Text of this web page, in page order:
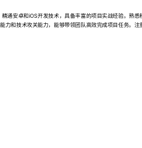
通安卓和iOS开发技术，具备丰富的项目实战经验。熟
力和技术攻关能力，能够带领团队高效完成项目任务。